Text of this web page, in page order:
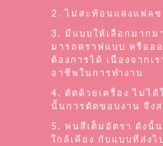
2. ไม่สะท้อนแสงแฟลช
3. มีแบบให้เลือกมากม
มารถดราฟแบบ หรืออ
ต้องการได้ เนื่องจากเ
อาชีพในการทำงาน
4. ตัดด้วยเครื่อง ไม่ไ
นั้นการตัดขอบงาน จึงส
5. พ่นสีเต็มอัตรา ดังนั้
ใกล้เคียง กับแบบที่ส่ง